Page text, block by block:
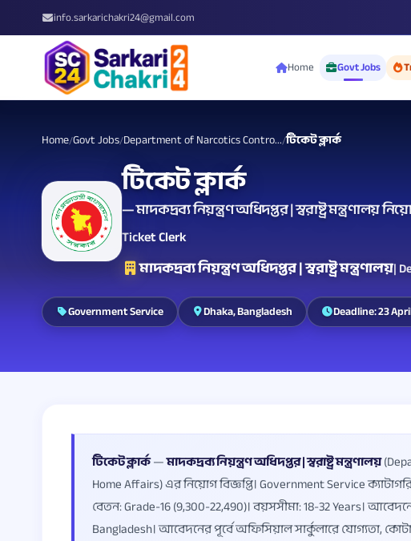
info.sarkarichakri24@gmail.com
Home Govt Jobs
Home/Govt Jobs/Department of Narcotics Contro.../টিকেট ক্লার্ক
টিকেট ক্লার্ক
— মাদকদ্রব্য নিয়ন্ত্রণ অধিদপ্তর | স্বরাষ্ট্র মন্ত্রণালয়
Ticket Clerk
মাদকদ্রব্য নিয়ন্ত্রণ অধিদপ্তর | স্বরাষ্ট্র মন্ত্রণালয়|
Government Service Dhaka, Bangladesh Deadline: 23
টিকেট ক্লার্ক—মাদকদ্রব্য নিয়ন্ত্রণ অধিদপ্তর | স্বরাষ্ট্র মন্ত্রণালয়
Home Affairs) এর নিয়োগ বিজ্ঞপ্তি। Government Service
বেতন: Grade-16 (9,300-22,490)। বয়সসীমা: 18-32 Years।
Bangladesh। আবেদনের পূর্বে অফিসিয়াল সার্কুলারে যোগ্যতা,